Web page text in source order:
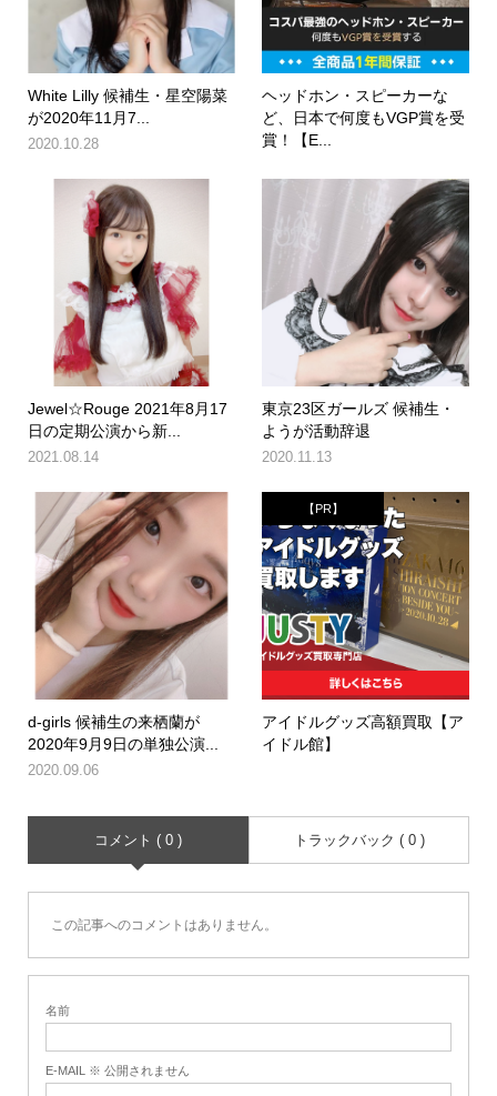
White Lilly 候補生・星空陽菜
が2020年11月7...
2020.10.28
ヘッドホン・スピーカーな
ど、日本で何度もVGP賞を受
賞！【E...
Jewel☆Rouge 2021年8月17
日の定期公演から新...
2021.08.14
東京23区ガールズ 候補生・
ようが活動辞退
2020.11.13
d-girls 候補生の来栖蘭が
2020年9月9日の単独公演...
2020.09.06
【PR】
アイドルグッズ高額買取【ア
イドル館】
コメント ( 0 ) トラックバック ( 0 )
この記事へのコメントはありません。
名前
E-MAIL ※ 公開されません